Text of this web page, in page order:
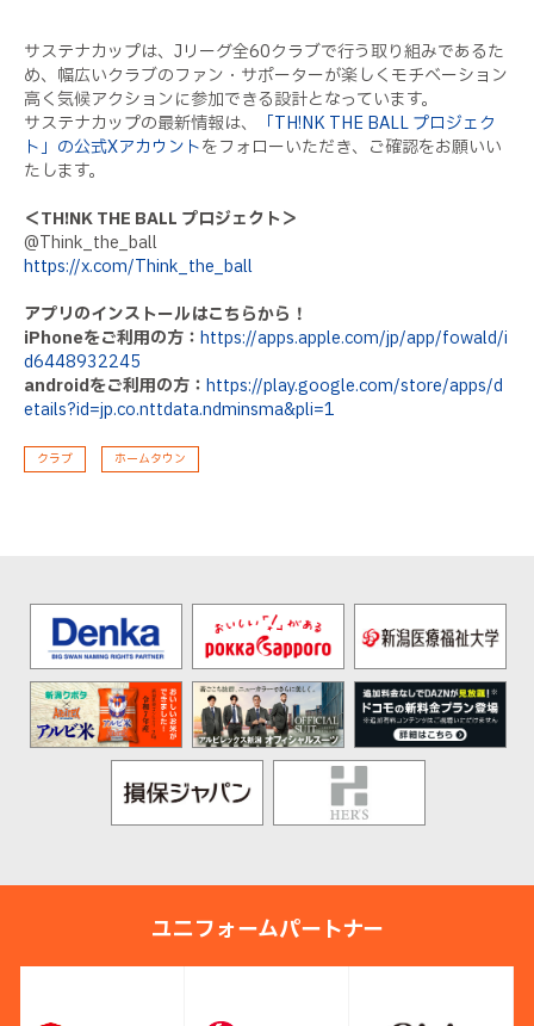
サステナカップは、Jリーグ全60クラブで行う取り組みであるた
め、幅広いクラブのファン・サポーターが楽しくモチベーション
高く気候アクションに参加できる設計となっています。
サステナカップの最新情報は、
「TH!NK THE BALL プロジェク
ト」の公式Xアカウントをフォローいただき、ご確認をお願いい
たします。
＜TH!NK THE BALL プロジェクト＞
@Think_the_ball
https://x.com/Think_the_ball
アプリのインストールはこちらから！
iPhoneをご利用の方： https://apps.apple.com/jp/app/fowald/i
d6448932245
androidをご利用の方： https://play.google.com/store/apps/d
etails?id=jp.co.nttdata.ndminsma&pli=1
クラブ ホームタウン
ユニフォームパートナー